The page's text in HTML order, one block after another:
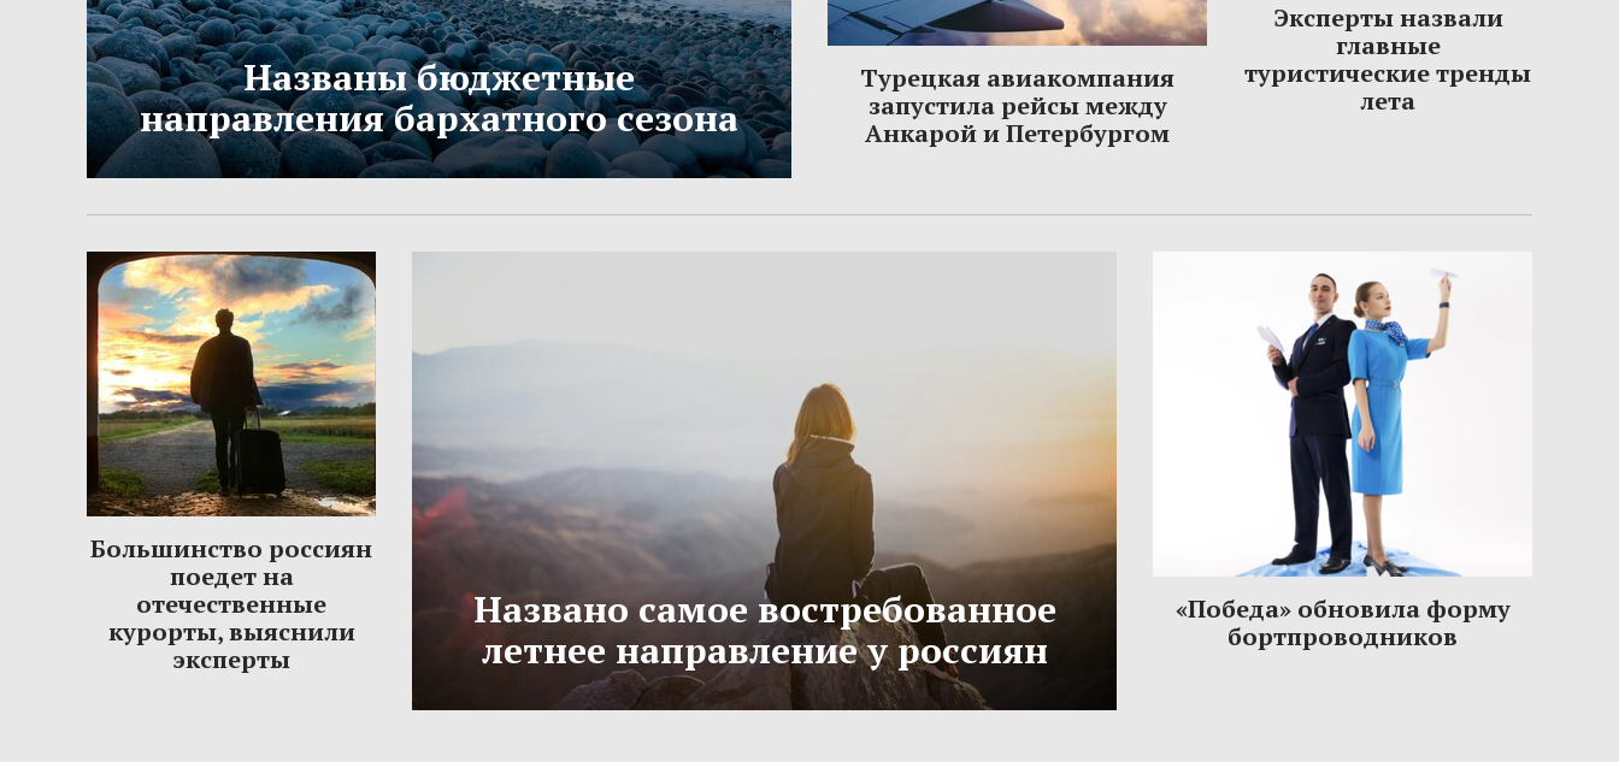
Названы бюджетные
направления бархатного сезона
Турецкая авиакомпания
запустила рейсы между
Анкарой и Петербургом
Эксперты назвали
главные
туристические тренды
лета
Большинство россиян
поедет на
отечественные
курорты, выяснили
эксперты
Названо самое востребованное
летнее направление у россиян
«Победа» обновила форму
бортпроводников